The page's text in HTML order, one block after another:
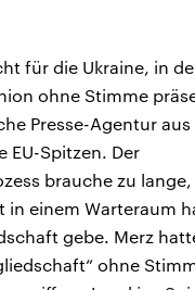
für die Ukraine, in
ohne Stimme
Presse-Agentur
EU-Spitzen. Der
brauche zu
in einem Warteraum
gebe. Merz
ohne